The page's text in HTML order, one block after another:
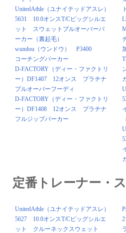
UnitedAthle（ユナイテッドアスレ）
5631 10.0オンスT/Cビッグシルエ
ット スウェットプルオーバーパ
ーカー（裏起毛）
wundou（ウンドウ） P3400
コーチングパーカー
D-FACTORY（ディー・ファクトリ
ー）DF1407 12オンス プラチナ
プルオーバーフーディ
D-FACTORY（ディー・ファクトリ
ー）DF1408 12オンス プラチナ
フルジップパーカー
定番トレーナー・
UnitedAthle（ユナイテッドアスレ）
5627 10.0オンスT/Cビッグシルエ
ット クルーネックスウェット